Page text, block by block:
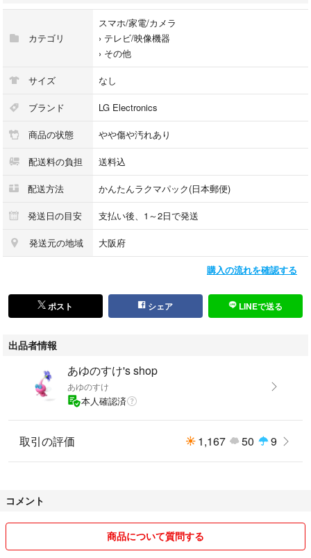
カテゴリ
スマホ/家電/カメラ
› テレビ/映像機器
› その他
サイズ なし
ブランド LG Electronics
商品の状態 やや傷や汚れあり
配送料の負担 送料込
配送方法 かんたんラクマパック(日本郵便)
発送日の目安 支払い後、1～2日で発送
発送元の地域 大阪府
購入の流れを確認する
ポスト シェア LINEで送る
出品者情報
あゆのすけ's shop
あゆのすけ
本人確認済
取引の評価 1,167 50 9
コメント
商品について質問する